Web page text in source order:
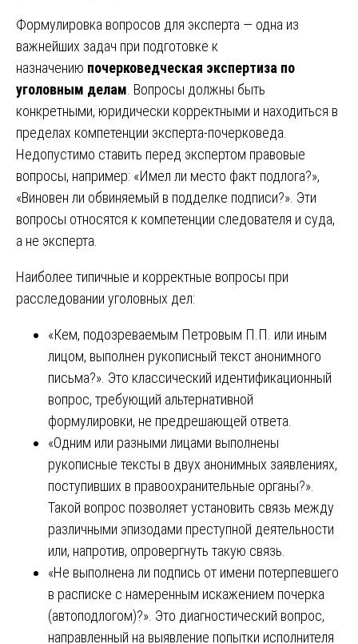
Формулировка вопросов для эксперта — одна из
важнейших задач при подготовке к
назначению почерковедческая экспертиза по
уголовным делам . Вопросы должны быть
конкретными, юридически корректными и находиться в
пределах компетенции эксперта-почерковеда.
Недопустимо ставить перед экспертом правовые
вопросы, например: «Имел ли место факт подлога?»,
«Виновен ли обвиняемый в подделке подписи?». Эти
вопросы относятся к компетенции следователя и суда,
а не эксперта.
Наиболее типичные и корректные вопросы при
расследовании уголовных дел:
«Кем, подозреваемым Петровым П.П. или иным
лицом, выполнен рукописный текст анонимного
письма?». Это классический идентификационный
вопрос, требующий альтернативной
формулировки, не предрешающей ответа.
«Одним или разными лицами выполнены
рукописные тексты в двух анонимных заявлениях,
поступивших в правоохранительные органы?».
Такой вопрос позволяет установить связь между
различными эпизодами преступной деятельности
или, напротив, опровергнуть такую связь.
«Не выполнена ли подпись от имени потерпевшего
в расписке с намеренным искажением почерка
(автоподлогом)?». Это диагностический вопрос,
направленный на выявление попытки исполнителя